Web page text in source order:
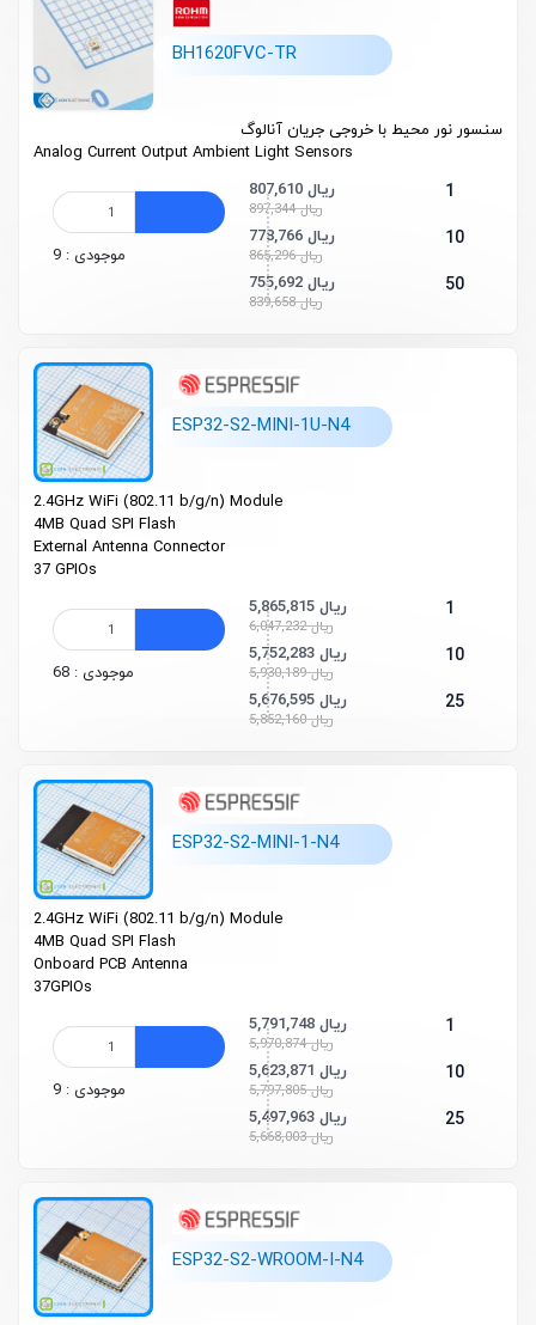
BH1620FVC-TR
سنسور نور محیط با خروجی جریان آنالوگ
Analog Current Output Ambient Light Sensors
1 807,610 ریال
897,344 ریال
10 778,766 ریال
865,296 ریال
50 755,692 ریال
839,658 ریال
موجودی : 9
ESP32-S2-MINI-1U-N4
2.4GHz Wi­Fi (802.11 b/g/n) Module
4MB Quad SPI Flash
External Antenna Connector
37 GPIOs
1 5,865,815 ریال
6,047,232 ریال
10 5,752,283 ریال
5,930,189 ریال
25 5,676,595 ریال
5,852,160 ریال
موجودی : 68
ESP32-S2-MINI-1-N4
2.4GHz Wi­Fi (802.11 b/g/n) Module
4MB Quad SPI Flash
On­board PCB Antenna
37GPIOs
1 5,791,748 ریال
5,970,874 ریال
10 5,623,871 ریال
5,797,805 ریال
25 5,497,963 ریال
5,668,003 ریال
موجودی : 9
ESP32-S2-WROOM-I-N4